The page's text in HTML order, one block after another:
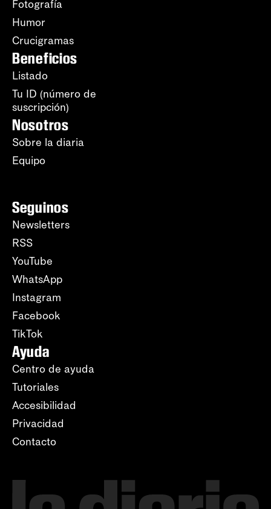
Fotografía
Humor
Crucigramas
Beneficios
Listado
Tu ID (número de
suscripción)
Nosotros
Sobre la diaria
Equipo
Seguinos
Newsletters
RSS
YouTube
WhatsApp
Instagram
Facebook
TikTok
Ayuda
Centro de ayuda
Tutoriales
Accesibilidad
Privacidad
Contacto